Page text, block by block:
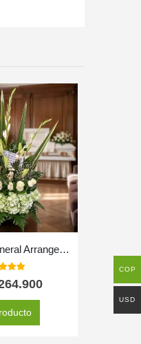
Eternal Rest Funeral Arrangement
COP
USD